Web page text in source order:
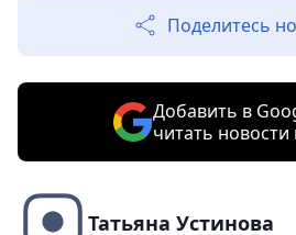
Поделитесь
Добавить в
читать
Татьяна Устинова